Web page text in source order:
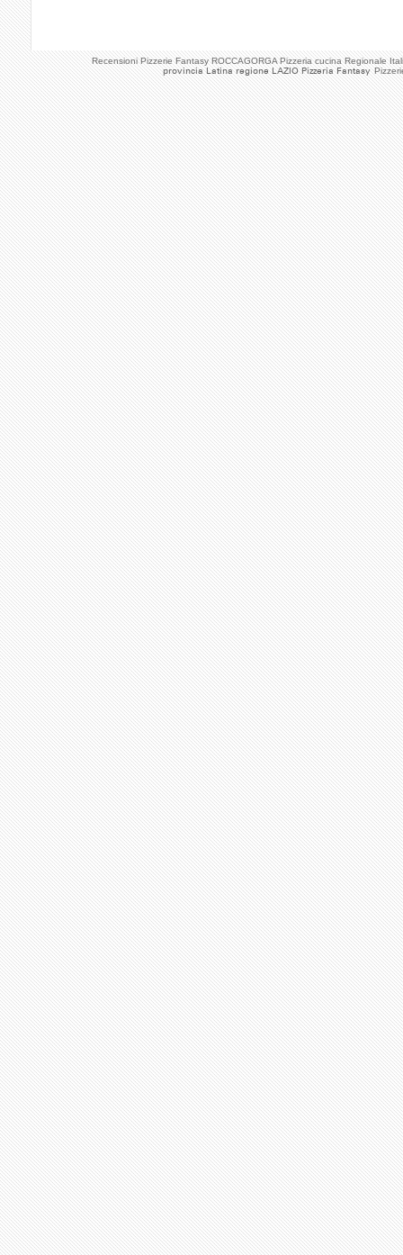
Recensioni Pizzerie Fantasy ROCCAGORGA Pizzeria cucina Regionale
provincia Latina regione LAZIO Pizzeria Fantasy